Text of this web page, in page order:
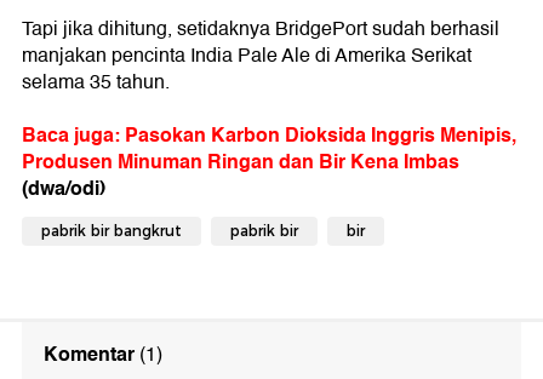
Tapi jika dihitung, setidaknya BridgePort sudah berhasil
manjakan pencinta India Pale Ale di Amerika Serikat
selama 35 tahun.
Baca juga: Pasokan Karbon Dioksida Inggris Menipis,
Produsen Minuman Ringan dan Bir Kena Imbas
(dwa/odi)
pabrik bir bangkrut pabrik bir bir